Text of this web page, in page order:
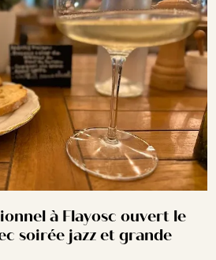
à Flayosc ouvert le
soirée jazz et grande